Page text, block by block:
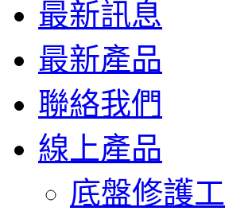
最新訊息
最新產品
聯絡我們
線上產品
底盤修護